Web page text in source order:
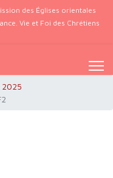
des Églises orientales
Vie et Foi des Chrétiens
2025